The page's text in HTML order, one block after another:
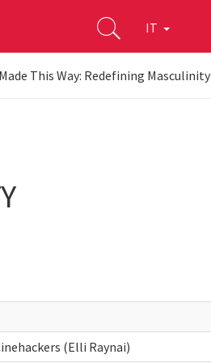
IT
This Way: Redefining Masculinity
(Elli Raynai)